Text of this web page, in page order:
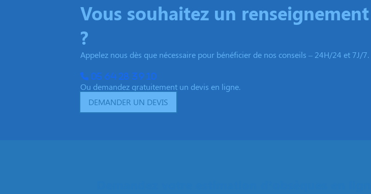
Vous souhaitez un renseignement
?
Appelez nous dès que nécessaire pour bénéficier de nos conseils – 24H/24 et 7J/7.
05 64 28 39 10
Ou demandez gratuitement un devis en ligne.
DEMANDER UN DEVIS